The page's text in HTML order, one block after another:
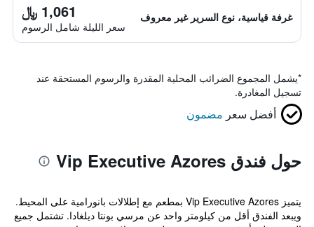
غرفة قياسية، نوع السرير غير معروف 1,061 ﷼
سعر الليلة شامل الرسوم
*يشمل المجموع الضرائب المحلية المقدرة والرسوم المستحقة عند
تسجيل المغادرة.
أفضل سعر مضمون
حول فندق Vip Executive Azores
يتميز Vip Executive Azores بمطعم مع إطلالات بانورامية على المحيط.
ويبعد الفندق أقل من كيلومتر واحد عن مرسي بونتا ديلغادا. تشتمل جميع